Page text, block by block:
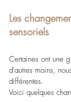
Les
sensoriels
Certaines ont une
d'autres moins,
différentes.
Voici quelques